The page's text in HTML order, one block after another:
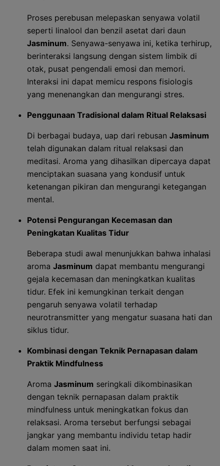
Proses perebusan melepaskan senyawa volatil
seperti linalool dan benzil asetat dari daun
Jasminum. Senyawa-senyawa ini, ketika terhirup,
berinteraksi langsung dengan sistem limbik di
otak, pusat pengendali emosi dan memori.
Interaksi ini dapat memicu respons fisiologis
yang menenangkan dan mengurangi stres.
Penggunaan Tradisional dalam Ritual Relaksasi
Di berbagai budaya, uap dari rebusan Jasminum
telah digunakan dalam ritual relaksasi dan
meditasi. Aroma yang dihasilkan dipercaya dapat
menciptakan suasana yang kondusif untuk
ketenangan pikiran dan mengurangi ketegangan
mental.
Potensi Pengurangan Kecemasan dan
Peningkatan Kualitas Tidur
Beberapa studi awal menunjukkan bahwa inhalasi
aroma Jasminum dapat membantu mengurangi
gejala kecemasan dan meningkatkan kualitas
tidur. Efek ini kemungkinan terkait dengan
pengaruh senyawa volatil terhadap
neurotransmitter yang mengatur suasana hati dan
siklus tidur.
Kombinasi dengan Teknik Pernapasan dalam
Praktik Mindfulness
Aroma Jasminum seringkali dikombinasikan
dengan teknik pernapasan dalam praktik
mindfulness untuk meningkatkan fokus dan
relaksasi. Aroma tersebut berfungsi sebagai
jangkar yang membantu individu tetap hadir
dalam momen saat ini.